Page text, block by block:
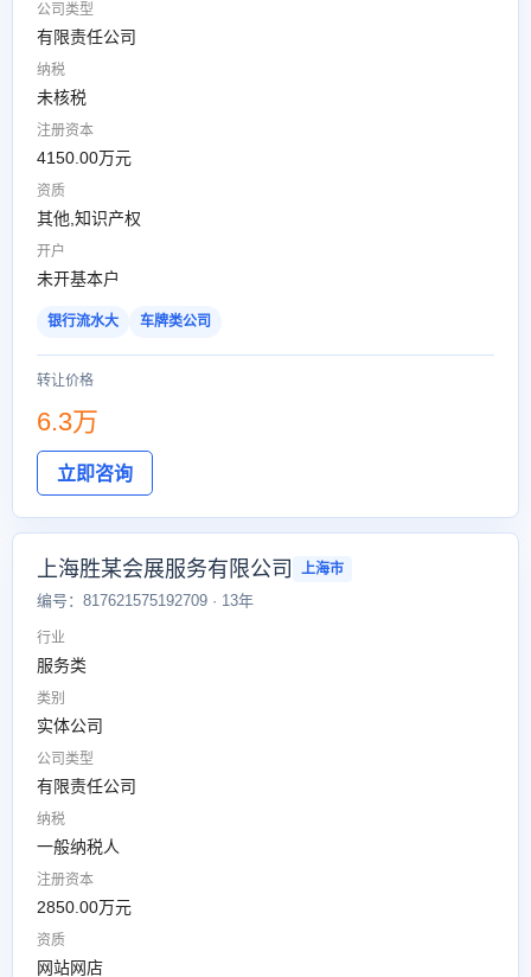
公司类型
有限责任公司
纳税
未核税
注册资本
4150.00万元
资质
其他,知识产权
开户
未开基本户
银行流水大 车牌类公司
转让价格
6.3万
立即咨询
上海胜某会展服务有限公司 上海市
编号：817621575192709 · 13年
行业
服务类
类别
实体公司
公司类型
有限责任公司
纳税
一般纳税人
注册资本
2850.00万元
资质
网站网店